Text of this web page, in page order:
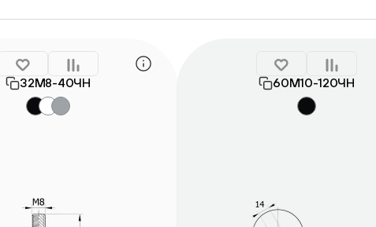
32М8-40ЧН 60М10-120ЧН